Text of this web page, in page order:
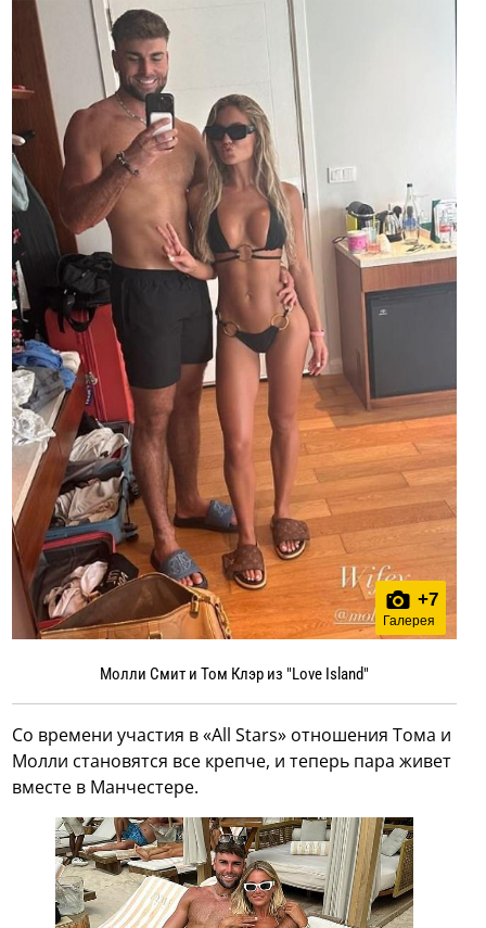
+7
Галерея
Молли Смит и Том Клэр из "Love Island"
Со времени участия в «All Stars» отношения Тома и
Молли становятся все крепче, и теперь пара живет
вместе в Манчестере.